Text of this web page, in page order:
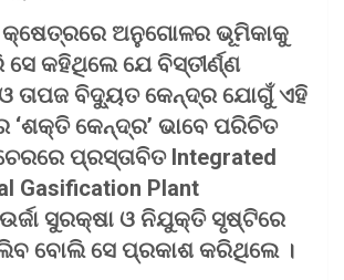
କ୍ଷେତ୍ରରେ ଅନୁଗୋଳର ଭୂମିକାକୁ
କହିଥିଲେ ଯେ ବିସ୍ତୀର୍ଣ୍ଣ
ତାପଜ ବିଦ୍ୟୁତ କେନ୍ଦ୍ର ଯୋଗୁଁ ଏହି
‘ଶକ୍ତି କେନ୍ଦ୍ର’ ଭାବେ ପରିଚିତ
ପ୍ରସ୍ତାବିତ Integrated
Gasification Plant
ସୁରକ୍ଷା ଓ ନିଯୁକ୍ତି ସୃଷ୍ଟିରେ
ବୋଲି ସେ ପ୍ରକାଶ କରିଥିଲେ ।